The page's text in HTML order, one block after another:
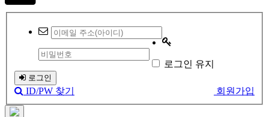
로그인 유지
로그인
회원가입
ID/PW 찾기